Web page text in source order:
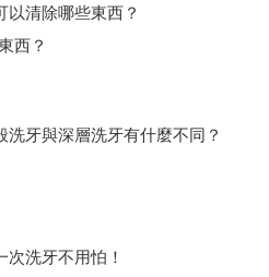
清除哪些東西？
西？
牙與深層洗牙有什麼不同？
洗牙不用怕！